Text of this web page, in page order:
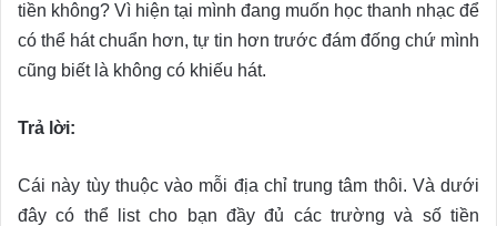
tiền không? Vì hiện tại mình đang muốn học thanh nhạc để
có thể hát chuẩn hơn, tự tin hơn trước đám đống chứ mình
cũng biết là không có khiếu hát.
Trả lời:
Cái này tùy thuộc vào mỗi địa chỉ trung tâm thôi. Và dưới
đây có thể list cho bạn đầy đủ các trường và số tiền